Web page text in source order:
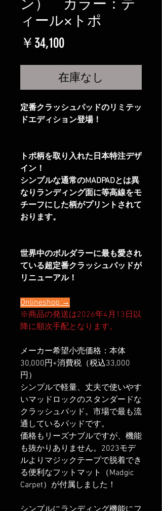
ン） カラー：テ
ィール×トポ
￥34,100価
格
在庫なし
定番クラッシュパッドのリミテッ
ドエディション登場！
トポ柄を取り入れた日本特注デザ
イン！
シンプルな通常のMADPADとは異
なりランディング面に等高線をモ
チーフにした柄がプリントされて
おります。
世界中のボルダラーに最も愛され
ている超定番クラッシュパッドが
リニューアル！
Onlineshop →
※商品の発送は2026年4月13日以
降に順次手配となります。
メーカー希望小売価格：本体
30,000円+消費税（税込33,000
円）
シンプルで軽量、丈夫で使いやす
いマッドロックのスタンダードな
クラッシュパッド。市場で最も流
通しているパッドです。
価格もリーズナブルですが、機能
も抜かりありません。2023モデ
ルよりマジックテープで脱着でき
る便利なフットマット（Madgic
Carpet）が付属しました！